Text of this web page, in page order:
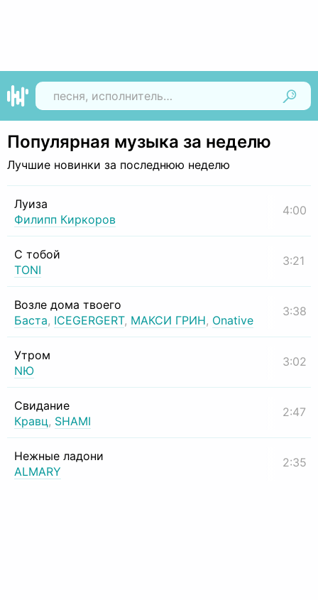
Популярная музыка за неделю
Лучшие новинки за последнюю неделю
Луиза
Филипп Киркоров
4:00
С тобой
TONI
3:21
Возле дома твоего
Баста, ICEGERGERT, МАКСИ ГРИН, Onative
3:38
Утром
NЮ
3:02
Свидание
Кравц, SHAMI
2:47
Нежные ладони
ALMARY
2:35